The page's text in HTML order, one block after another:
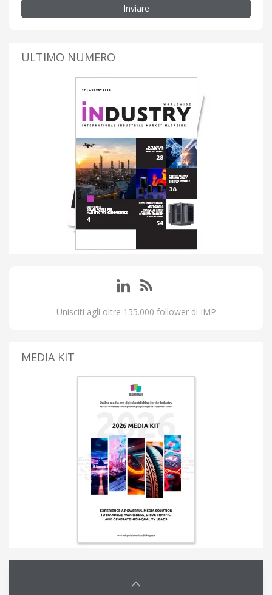
Inviare
ULTIMO NUMERO
Unisciti agli oltre 155.000 follower di IMP
MEDIA KIT